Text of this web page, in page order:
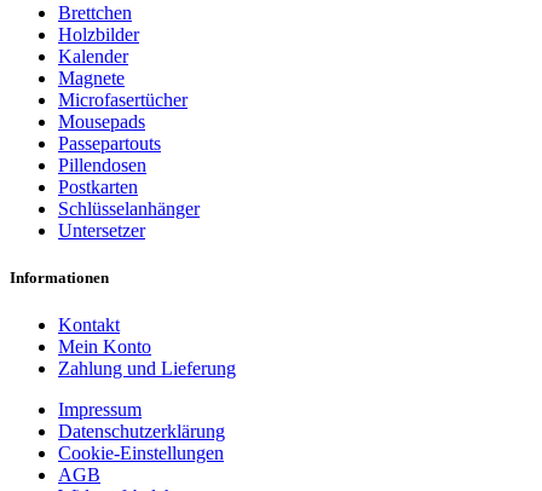
Brettchen
Holzbilder
Kalender
Magnete
Microfasertücher
Mousepads
Passepartouts
Pillendosen
Postkarten
Schlüsselanhänger
Untersetzer
Informationen
Kontakt
Mein Konto
Zahlung und Lieferung
Impressum
Datenschutzerklärung
Cookie-Einstellungen
AGB